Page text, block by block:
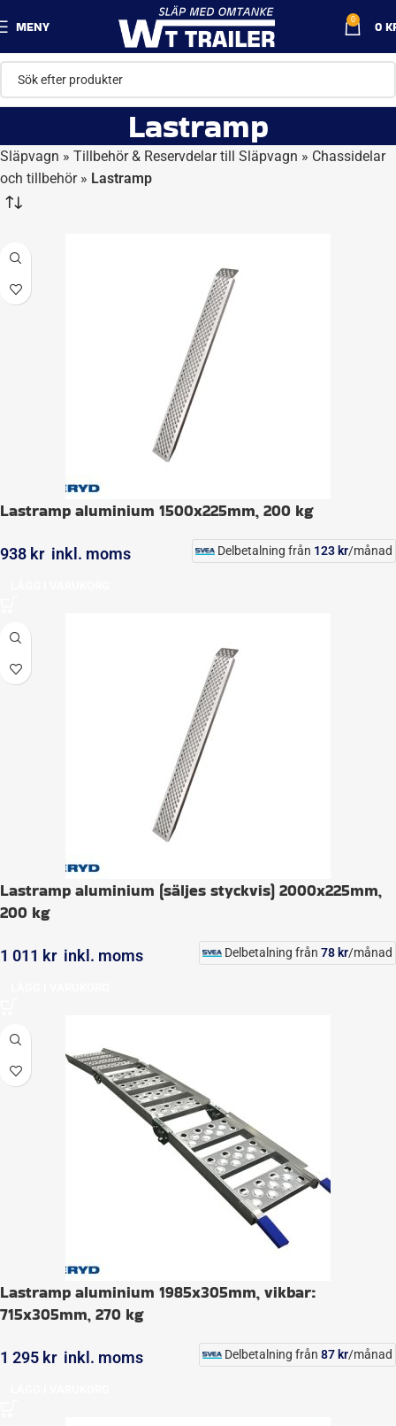
MENY 0 0
Lastramp
Släpvagn » Tillbehör & Reservdelar till Släpvagn » Chassidelar
och tillbehör» Lastramp
Lastramp aluminium 1500x225mm, 200 kg
938 kr inkl. moms Delbetalning från 123 kr/månad
Lastramp aluminium (säljes styckvis) 2000x225mm,
200 kg
1 011 kr inkl. moms Delbetalning från 78 kr/månad
Lastramp aluminium 1985x305mm, vikbar:
715x305mm, 270 kg
1 295 kr inkl. moms Delbetalning från 87 kr/månad